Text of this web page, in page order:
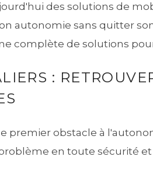
des solutions de
autonomie sans quitter son
complète de solutions
:
premier obstacle à
en toute sécurité